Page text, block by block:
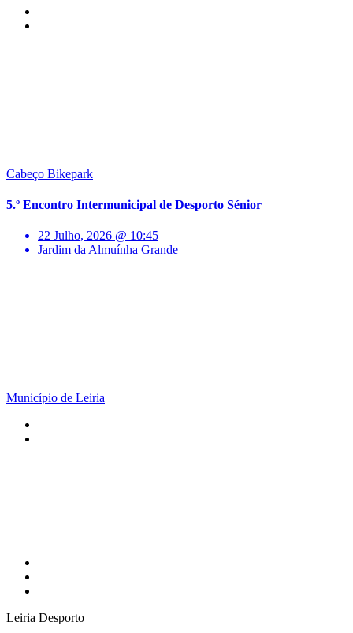
Cabeço Bikepark
5.º Encontro Intermunicipal de Desporto Sénior
22 Julho, 2026 @ 10:45
Jardim da Almuínha Grande
Município de Leiria
Leiria Desporto